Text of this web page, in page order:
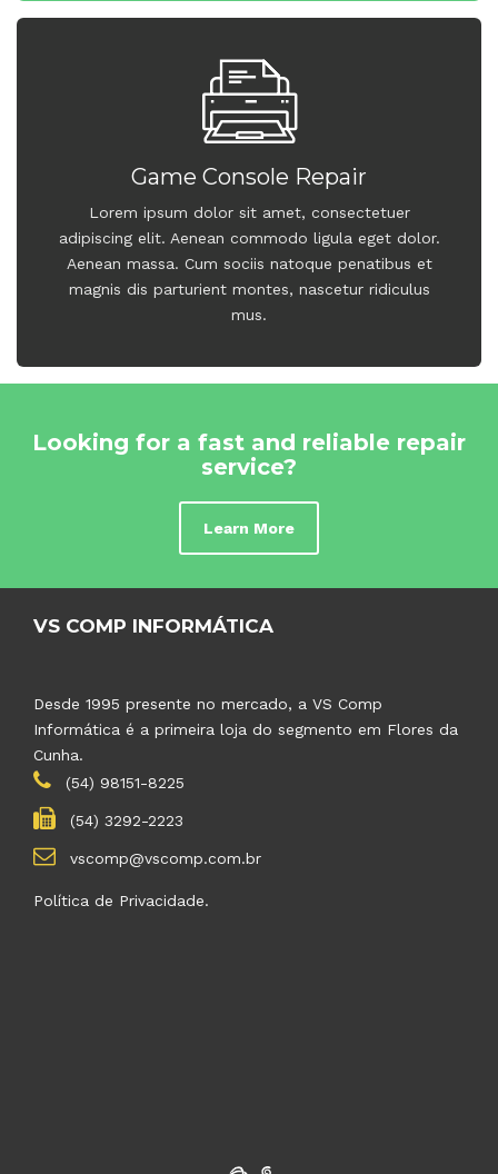
Game Console Repair
Lorem ipsum dolor sit amet, consectetuer
adipiscing elit. Aenean commodo ligula eget dolor.
Aenean massa. Cum sociis natoque penatibus et
magnis dis parturient montes, nascetur ridiculus
mus.
Looking for a fast and reliable repair
service?
Learn More
VS COMP INFORMÁTICA
Desde 1995 presente no mercado, a VS Comp
Informática é a primeira loja do segmento em Flores da
Cunha.
(54) 98151-8225
(54) 3292-2223
vscomp@vscomp.com.br
Política de Privacidade.